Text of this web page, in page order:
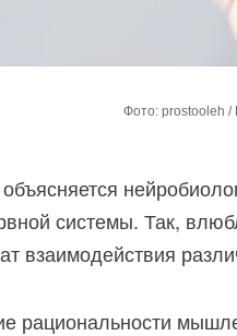
Фото: prostooleh /
системы. Так,
взаимодействия
рациональности